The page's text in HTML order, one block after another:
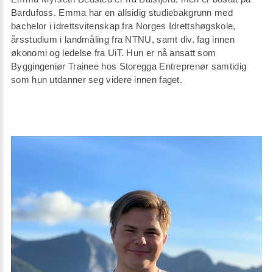
Bardufoss. Emma har en allsidig studiebakgrunn med
bachelor i idrettsvitenskap fra Norges Idrettshøgskole,
årsstudium i landmåling fra NTNU, samt div. fag innen
økonomi og ledelse fra UiT. Hun er nå ansatt som
Byggingeniør Trainee hos Storegga Entreprenør samtidig
som hun utdanner seg videre innen faget.